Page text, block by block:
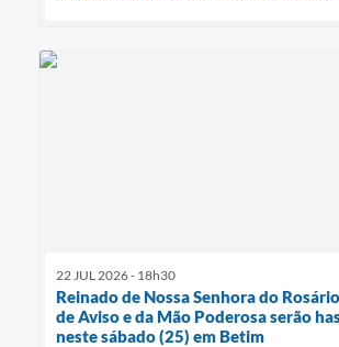
22 JUL 2026 - 18h30
Reinado de Nossa Senhora do
de Aviso e da Mão Poderosa serão
neste sábado (25) em Betim